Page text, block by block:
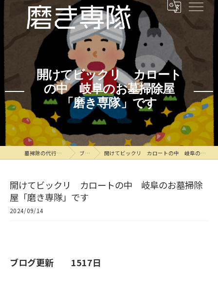
開けてビックリ カロート
の中 岐阜のお墓掃除屋
「磨き専隊」です
墓掃除の代行なら磨き専隊 ブログ 開けてビックリ カロートの中 岐阜のお墓掃除屋「磨き専隊」です
開けてビックリ カロートの中 岐阜のお墓掃除
屋「磨き専隊」です
2024/09/14
ブログ更新 1517日